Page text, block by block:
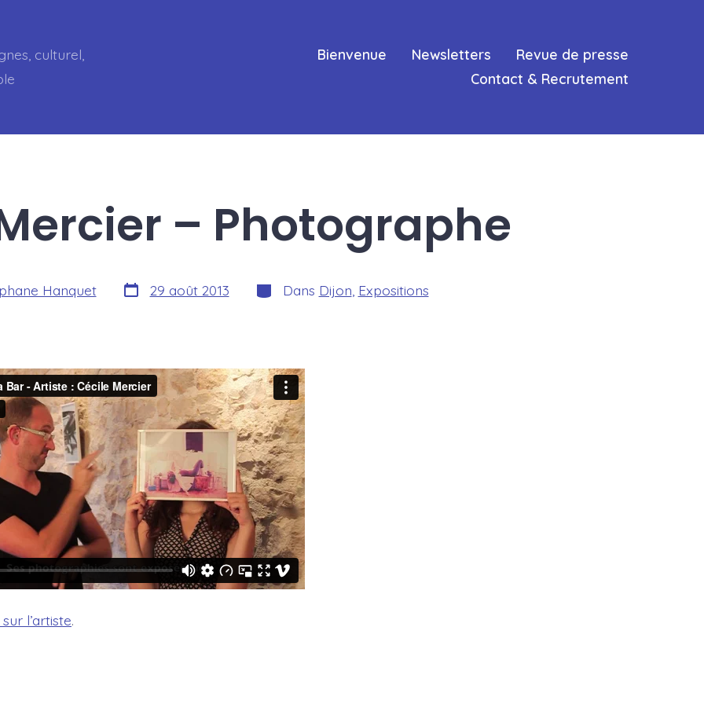
culturel,
Bienvenue Newsletters
Revue de presse
Contact & Recrutement
– Photographe
Hanquet Date
de
29 août 2013 Catégories
Dans Dijon Expositions
l’artiste.